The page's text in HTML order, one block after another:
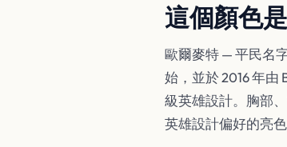
這個顏色
歐爾麥特 — 平民名
始，並於 2016 年
級英雄設計。胸部
英雄設計偏好的亮色